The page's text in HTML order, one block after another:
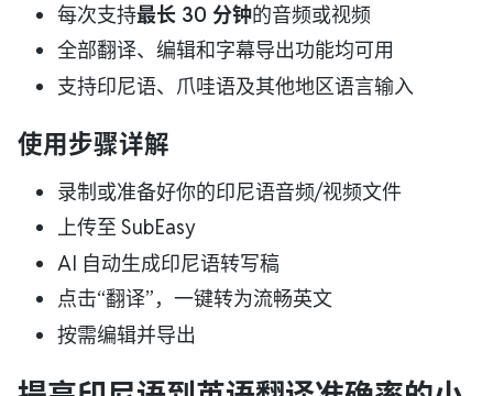
每次支持最长 30 分钟的音频或视频
全部翻译、编辑和字幕导出功能均可用
支持印尼语、爪哇语及其他地区语言输入
使用步骤详解
录制或准备好你的印尼语音频/视频文件
上传至 SubEasy
AI 自动生成印尼语转写稿
点击“翻译”，一键转为流畅英文
按需编辑并导出